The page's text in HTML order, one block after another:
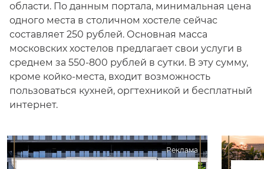
области. По данным портала, минимальная цена
одного места в столичном хостеле сейчас
составляет 250 рублей. Основная масса
московских хостелов предлагает свои услуги в
среднем за 550-800 рублей в сутки. В эту сумму,
кроме койко-места, входит возможность
пользоваться кухней, оргтехникой и бесплатный
интернет.
Реклама